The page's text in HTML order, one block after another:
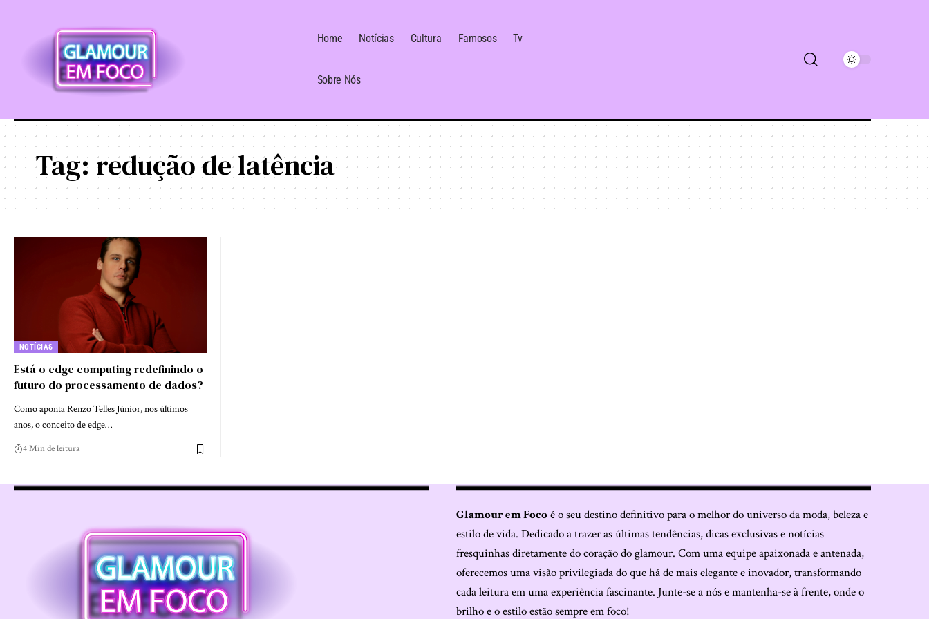
Home Notícias Cultura Famosos Tv
Sobre Nós
Tag: redução de latência
NOTÍCIAS
Está o edge computing redefinindo o
futuro do processamento de dados?
Como aponta Renzo Telles Júnior, nos últimos
anos, o conceito de edge…
4 Min de leitura
Glamour em Focoé o seu destino definitivo para o melhor do universo da moda, beleza e
estilo de vida. Dedicado a trazer as últimas tendências, dicas exclusivas e notícias
fresquinhas diretamente do coração do glamour. Com uma equipe apaixonada e antenada,
oferecemos uma visão privilegiada do que há de mais elegante e inovador, transformando
cada leitura em uma experiência fascinante. Junte-se a nós e mantenha-se à frente, onde o
brilho e o estilo estão sempre em foco!